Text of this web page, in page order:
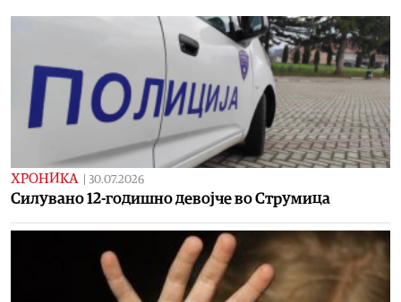
ХРОНИКА | 30.07.2026
Силувано 12-годишно девојче во Струмица